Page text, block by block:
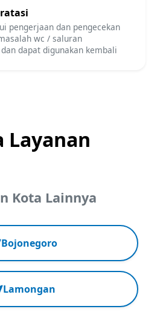
pengerjaan dan pengecekan
wc / saluran
dapat digunakan kembali
Layanan
Kota Lainnya
Bojonegoro
Lamongan